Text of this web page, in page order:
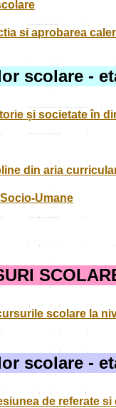
si aprobarea
scolare -
și societate în
din aria
Umane
scolare la
scolare -
de referate